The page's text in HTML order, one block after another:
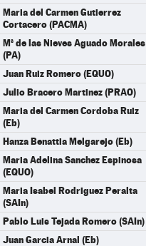
Maria del Carmen Gutierrez
Cortacero (PACMA)
Mª de las Nieves Aguado Morales
(PA)
Juan Ruiz Romero (EQUO)
Julio Bracero Martinez (PRAO)
Maria del Carmen Cordoba Ruiz
(Eb)
Hanza Benattia Melgarejo (Eb)
Maria Adelina Sanchez Espinosa
(EQUO)
Maria Isabel Rodriguez Peralta
(SAIn)
Pablo Luis Tejada Romero (SAIn)
Juan Garcia Arnal (Eb)